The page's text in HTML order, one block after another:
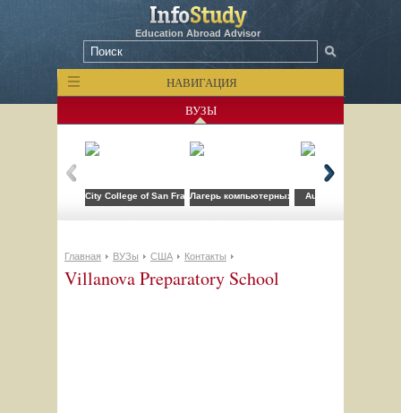
Education Abroad Advisor
НАВИГАЦИЯ
ВУЗЫ
City College of San FranciscoЛагерь компьютерных технологий FLS при
Auburn University
Главная ВУЗы США Контакты
Villanova Preparatory School